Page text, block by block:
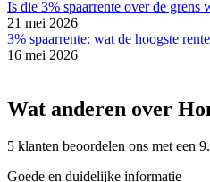
Is die 3% spaarrente over de grens
21 mei 2026
3% spaarrente: wat de hoogste
16 mei 2026
Wat anderen over
5 klanten beoordelen ons met een
Goede en duidelijke informatie